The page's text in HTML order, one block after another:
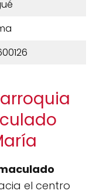
el centro